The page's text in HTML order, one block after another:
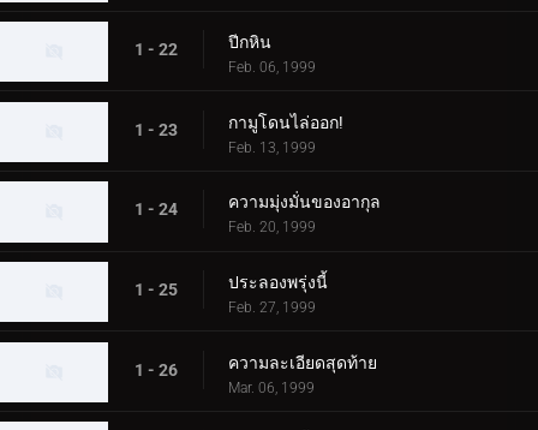
1 - 22 ปีกหิน
Feb. 06, 1999
1 - 23 กามูโดนไล่ออก!
Feb. 13, 1999
1 - 24 ความมุ่งมั่นของอากุล
Feb. 20, 1999
1 - 25 ประลองพรุ่งนี้
Feb. 27, 1999
1 - 26 ความละเอียดสุดท้าย
Mar. 06, 1999